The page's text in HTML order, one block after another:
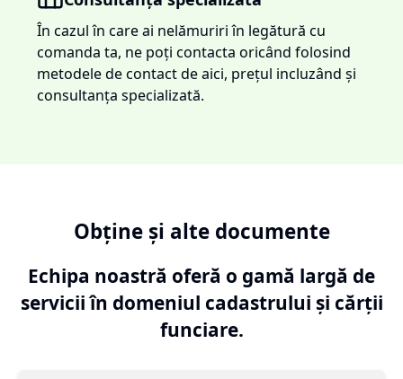
În cazul în care ai nelămuriri în legătură cu
comanda ta, ne poți contacta oricând folosind
metodele de contact de aici, prețul incluzând și
consultanța specializată.
Obține și alte documente
Echipa noastră oferă o gamă largă de
servicii în domeniul cadastrului și cărții
funciare.